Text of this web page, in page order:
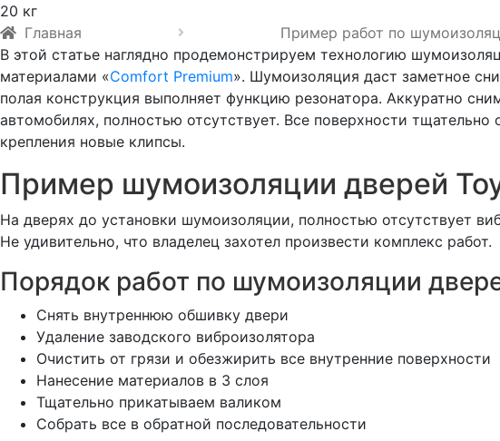
20 кг
Главная
Пример работ по
В этой статье наглядно продемонстрируем технологию
материалами «Comfort Premium». Шумоизоляция даст заметное
полая конструкция выполняет функцию резонатора. Аккуратно
автомобилях, полностью отсутствует. Все поверхности
крепления новые клипсы.
Пример шумоизоляции дверей
На дверях до установки шумоизоляции, полностью отсутствует
Не удивительно, что владелец захотел произвести комплекс работ.
Порядок работ по шумоизоляции
Снять внутреннюю обшивку двери
Удаление заводского виброизолятора
Очистить от грязи и обезжирить все внутренние поверхности
Нанесение материалов в 3 слоя
Тщательно прикатываем валиком
Собрать все в обратной последовательности